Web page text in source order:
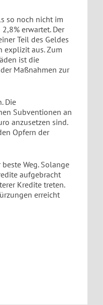
so noch nicht im
erwartet. Der
Teil des Geldes
explizit aus. Zum
ist die
Maßnahmen zur
Die
Subventionen an
anzusetzen sind.
Opfern der
Weg. Solange
aufgebracht
Kredite treten.
erreicht